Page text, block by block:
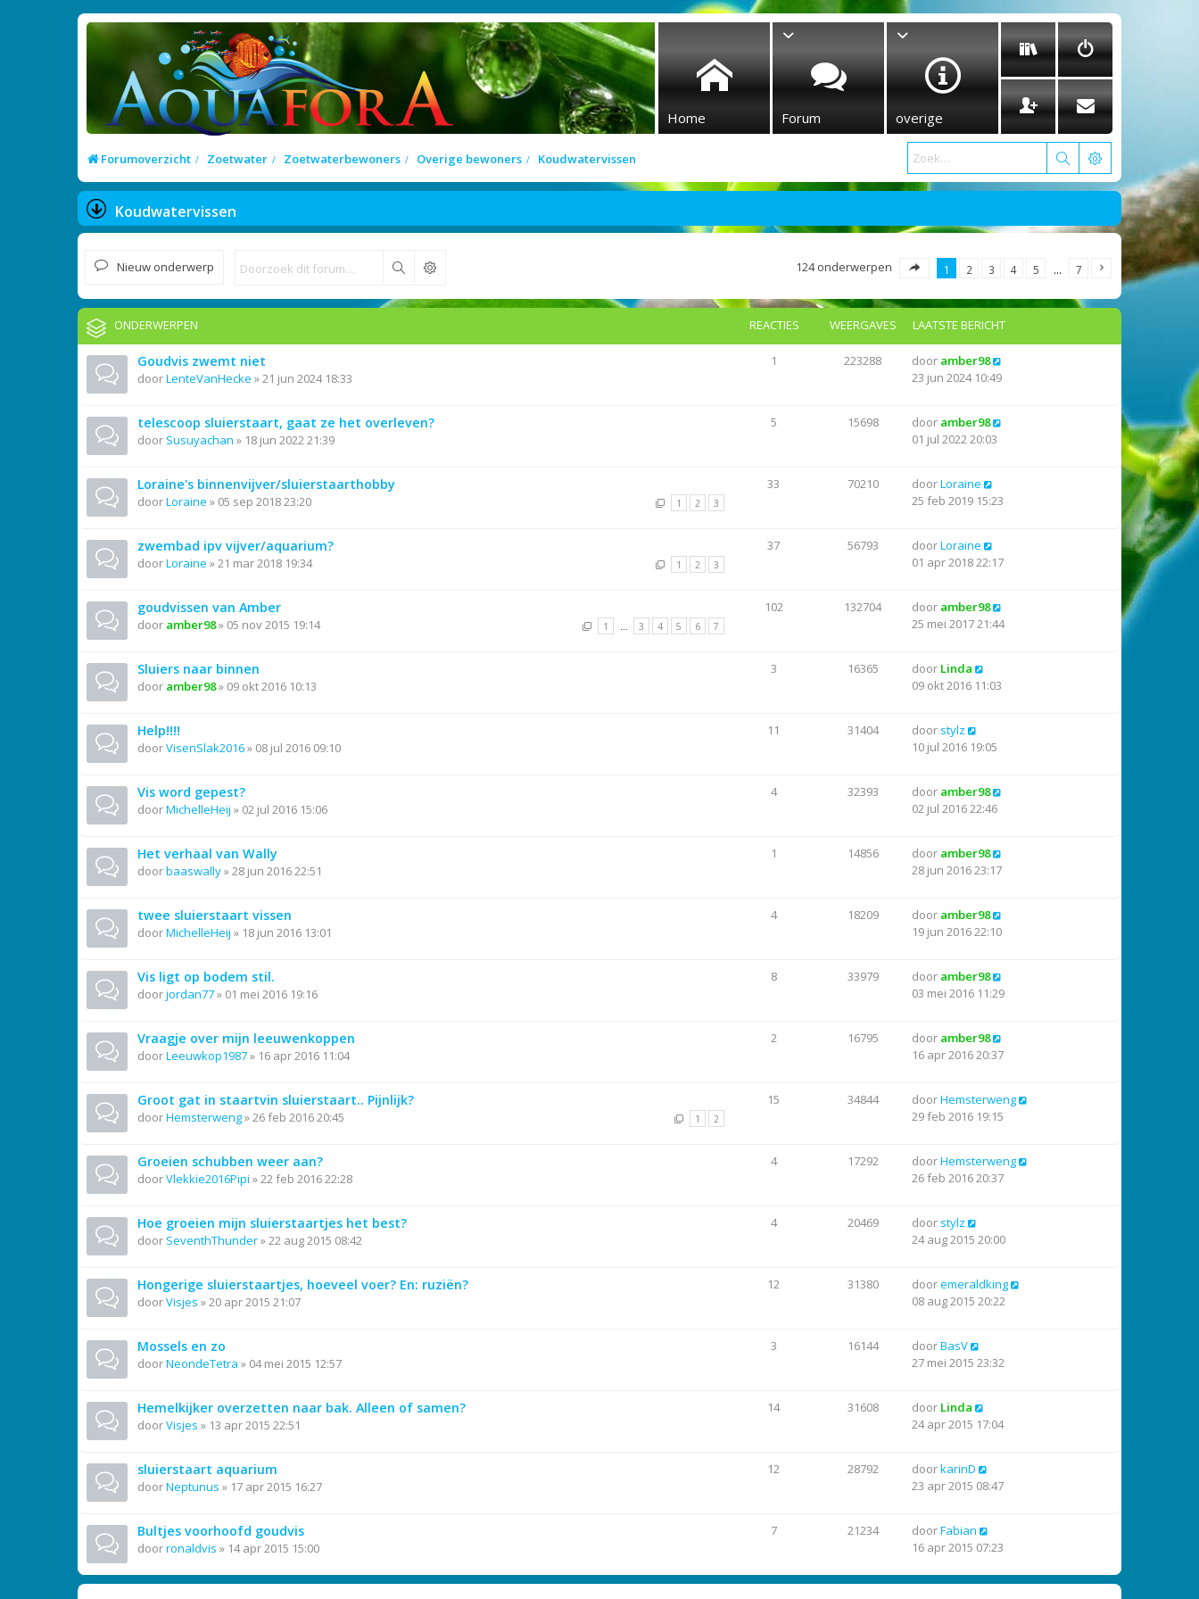
Home Forum overige
Forumoverzicht Zoetwater Zoetwaterbewoners Overige bewoners Koudwatervissen
Koudwatervissen
Nieuw onderwerp Zoek 124 onderwerpen 1 2 3 4 5 … 7
ONDERWERPEN REACTIES WEERGAVES LAATSTE BERICHT
Goudvis zwemt niet
doorLenteVanHecke »21 jun 2024 18:33
1 223288 door amber98
23 jun 2024 10:49
telescoop sluierstaart, gaat ze het overleven?
door Susuyachan » 18 jun 2022 21:39
5 15698 door amber98
01 jul 2022 20:03
Loraine's binnenvijver/sluierstaarthobby
doorLoraine » 05 sep 2018 23:20 1 2 3
33 70210 doorLoraine
25 feb 2019 15:23
zwembad ipv vijver/aquarium?
doorLoraine »21 mar 2018 19:34 1 2 3
37 56793 doorLoraine
01 apr 2018 22:17
goudvissen van Amber
door amber98» 05 nov 2015 19:14 1 … 3 4 5 6 7
102 132704 door amber98
25 mei 2017 21:44
Sluiers naar binnen
door amber98» 09 okt 2016 10:13
3 16365 door Linda
09 okt 2016 11:03
Help!!!!
doorVisenSlak2016» 08 jul 2016 09:10
11 31404 door stylz
10 jul 2016 19:05
Vis word gepest?
doorMichelleHeij » 02 jul 2016 15:06
4 32393 door amber98
02 jul 2016 22:46
Het verhaal van Wally
doorbaaswally»28 jun 2016 22:51
1 14856 door amber98
28 jun 2016 23:17
twee sluierstaart vissen
doorMichelleHeij » 18 jun 2016 13:01
4 18209 door amber98
19 jun 2016 22:10
Vis ligt op bodem stil.
doorjordan77» 01 mei 2016 19:16
8 33979 door amber98
03 mei 2016 11:29
Vraagje over mijn leeuwenkoppen
doorLeeuwkop1987» 16 apr 2016 11:04
2 16795 door amber98
16 apr 2016 20:37
Groot gat in staartvin sluierstaart.. Pijnlijk?
doorHemsterweng»26 feb 2016 20:45 1 2
15 34844 doorHemsterweng
29 feb 2016 19:15
Groeien schubben weer aan?
doorVlekkie2016Pipi »22 feb 2016 22:28
4 17292 doorHemsterweng
26 feb 2016 20:37
Hoe groeien mijn sluierstaartjes het best?
door SeventhThunder»22 aug 2015 08:42
4 20469 door stylz
24 aug 2015 20:00
Hongerige sluierstaartjes, hoeveel voer? En: ruziën?
doorVisjes »20 apr 2015 21:07
12 31380 dooremeraldking
08 aug 2015 20:22
Mossels en zo
doorNeondeTetra » 04 mei 2015 12:57
3 16144 doorBasV
27 mei 2015 23:32
Hemelkijker overzetten naar bak. Alleen of samen?
doorVisjes » 13 apr 2015 22:51
14 31608 door Linda
24 apr 2015 17:04
sluierstaart aquarium
doorNeptunus » 17 apr 2015 16:27
12 28792 doorkarinD
23 apr 2015 08:47
Bultjes voorhoofd goudvis
doorronaldvis » 14 apr 2015 15:00
7 21234 doorFabian
16 apr 2015 07:23